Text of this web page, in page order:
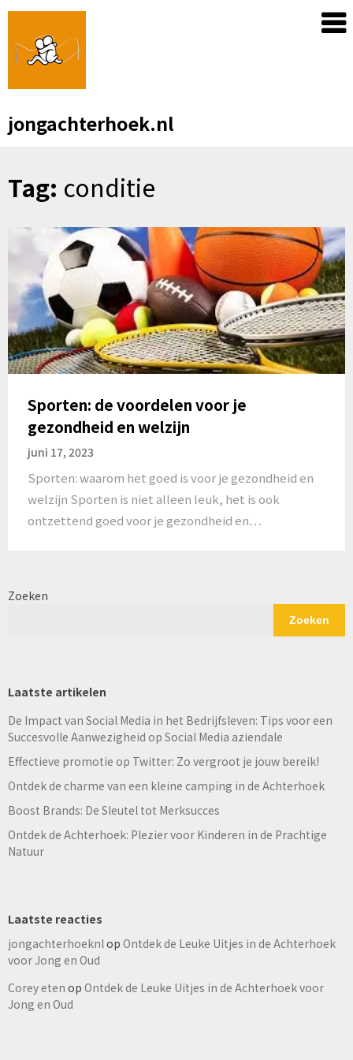
Skip
content
jongachterhoek.nl
Tag: conditie
Sporten: de voordelen voor je
gezondheid en welzijn
juni 17, 2023
Sporten: waarom het goed is voor je gezondheid en
welzijn Sporten is niet alleen leuk, het is ook
ontzettend goed voor je gezondheid en…
Zoeken
Zoeken
Laatste artikelen
De Impact van Social Media in het Bedrijfsleven: Tips voor een
Succesvolle Aanwezigheid op Social Media aziendale
Effectieve promotie op Twitter: Zo vergroot je jouw bereik!
Ontdek de charme van een kleine camping in de Achterhoek
Boost Brands: De Sleutel tot Merksucces
Ontdek de Achterhoek: Plezier voor Kinderen in de Prachtige
Natuur
Laatste reacties
jongachterhoeknlop Ontdek de Leuke Uitjes in de Achterhoek
voor Jong en Oud
Corey eten op Ontdek de Leuke Uitjes in de Achterhoek voor
Jong en Oud